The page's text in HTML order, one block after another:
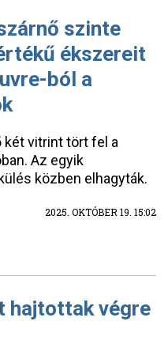
szinte
ékszereit
ból a
két vitrint tört fel a
Az egyik
közben elhagyták.
2025. OKTÓBER 19. 15:02
hajtottak végre